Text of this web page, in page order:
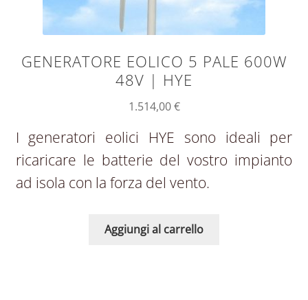
GENERATORE EOLICO 5 PALE 600W
48V | HYE
1.514,00€
I generatori eolici HYE sono ideali per
ricaricare le batterie del vostro impianto
ad isola con la forza del vento.
Aggiungi al carrello